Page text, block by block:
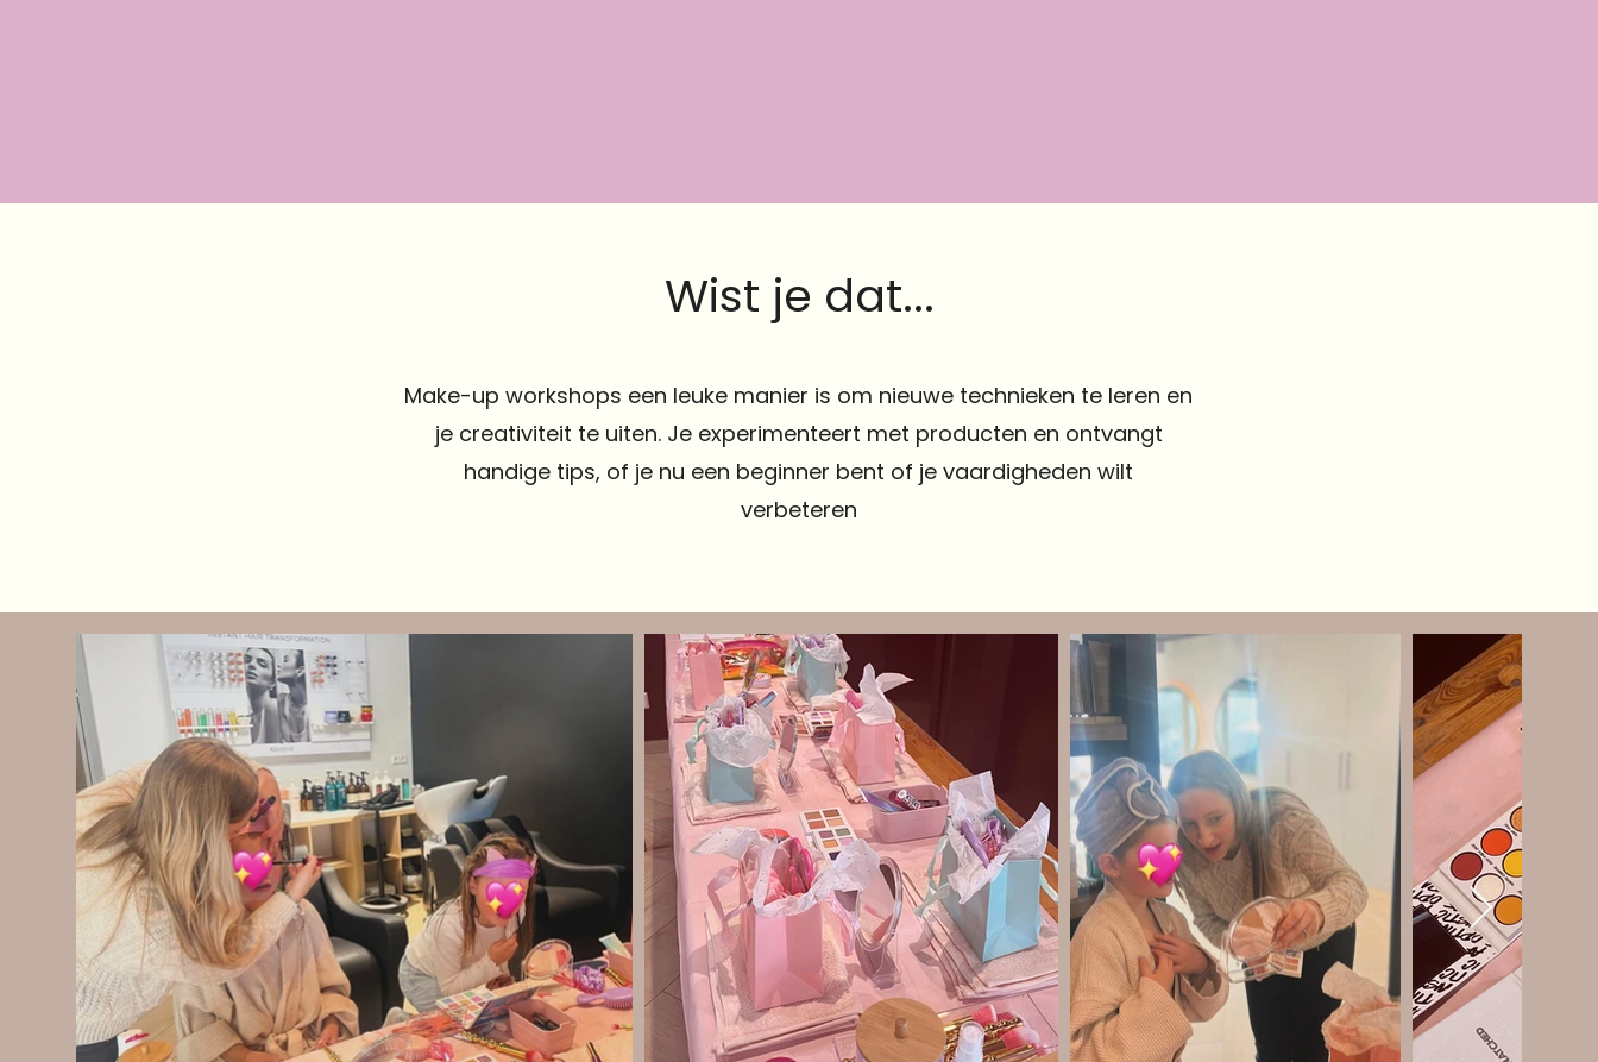
Wist je dat...
Make-up workshops een leuke manier is om nieuwe technieken te leren en
je creativiteit te uiten. Je experimenteert met producten en ontvangt
handige tips, of je nu een beginner bent of je vaardigheden wilt
verbeteren